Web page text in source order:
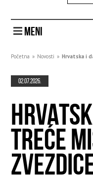
MENI
Početna » Novosti » Hrvatska i
02.07.2026.
TREĆE